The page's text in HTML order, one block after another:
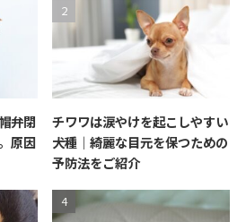
弁閉
原因
チワワは涙やけを起こしやすい
犬種｜綺麗な目元を保つための
予防法をご紹介